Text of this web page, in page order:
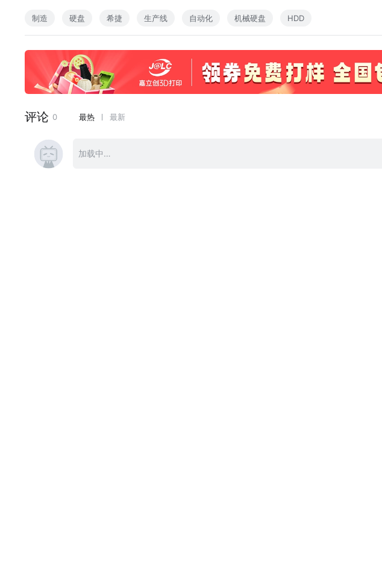
BGM（帮你找到了）：
Worlds Apart - Colin Kiddy
Liquid - Richard Downing
视频版权归希捷科技 (Seagate Technology LLC) 所有
制造 硬盘 希捷 生产线 自动化 机械硬盘 HDD